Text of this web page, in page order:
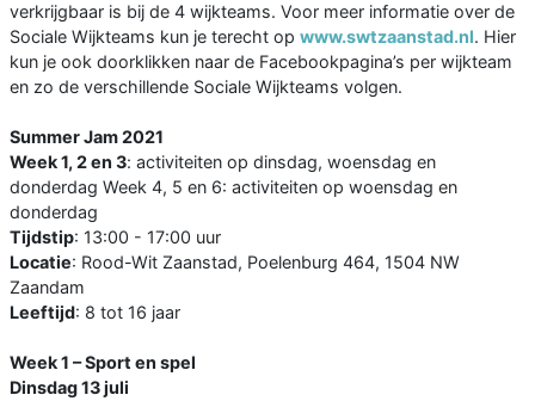
verkrijgbaar is bij de 4 wijkteams. Voor meer informatie over de
Sociale Wijkteams kun je terecht op www.swtzaanstad.nl. Hier
kun je ook doorklikken naar de Facebookpagina’s per wijkteam
en zo de verschillende Sociale Wijkteams volgen.
Summer Jam 2021
Week 1, 2 en 3: activiteiten op dinsdag, woensdag en
donderdag Week 4, 5 en 6: activiteiten op woensdag en
donderdag
Tijdstip: 13:00 - 17:00 uur
Locatie: Rood-Wit Zaanstad, Poelenburg 464, 1504 NW
Zaandam
Leeftijd: 8 tot 16 jaar
Week 1 – Sport en spel
Dinsdag 13 juli